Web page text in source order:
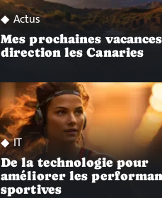
Actus
Mes prochaines
direction les Canaries
IT
De la technologie pour
améliorer les
sportives